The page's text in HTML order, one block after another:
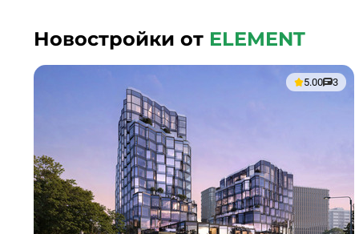
Новостройки от ELEMENT
5.00 3